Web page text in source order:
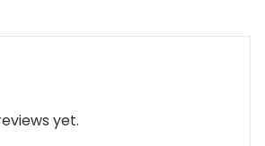
yet.